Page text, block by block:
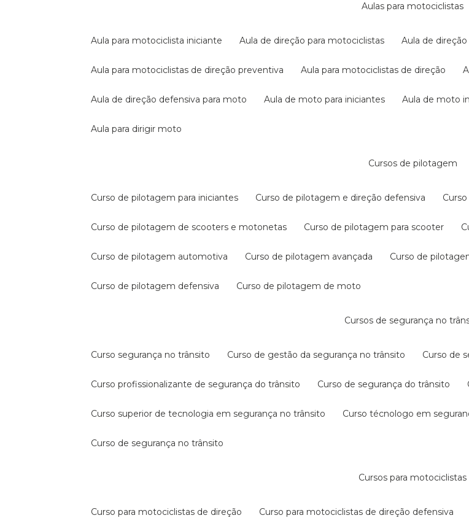
aulas para motociclistas
aula para motociclista iniciante aula de direção para motociclistas aula de
aula para motociclistas de direção preventiva aula para motociclistas de direção
aula de direção defensiva para moto aula de moto para iniciantes aula de moto
aula para dirigir moto
cursos de pilotagem
curso de pilotagem para iniciantes curso de pilotagem e direção defensiva
curso de pilotagem de scooters e motonetas curso de pilotagem para scooter
curso de pilotagem automotiva curso de pilotagem avançada curso de
curso de pilotagem defensiva curso de pilotagem de moto
cursos de segurança no
curso segurança no trânsito curso de gestão da segurança no trânsito curso de
curso profissionalizante de segurança do trânsito curso de segurança do trânsito
curso superior de tecnologia em segurança no trânsito curso técnologo em
curso de segurança no trânsito
cursos para motociclistas
curso para motociclistas de direção curso para motociclistas de direção defensiva